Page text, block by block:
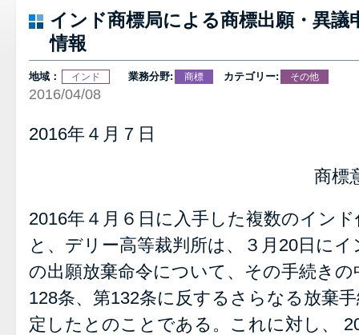
インド商標局による商標出願・異議
情報
地域： インド 業務分野: 商標 カテゴリー: その他
2016/04/08
2016年４月７日
商標
2016年４月６日に入手した複数のイン
と、デリー高等裁判所は、３月20日に
の出願放棄命令について、その手続き
128条、第132条に反するさらなる放棄
定したとのことである。これに対し、